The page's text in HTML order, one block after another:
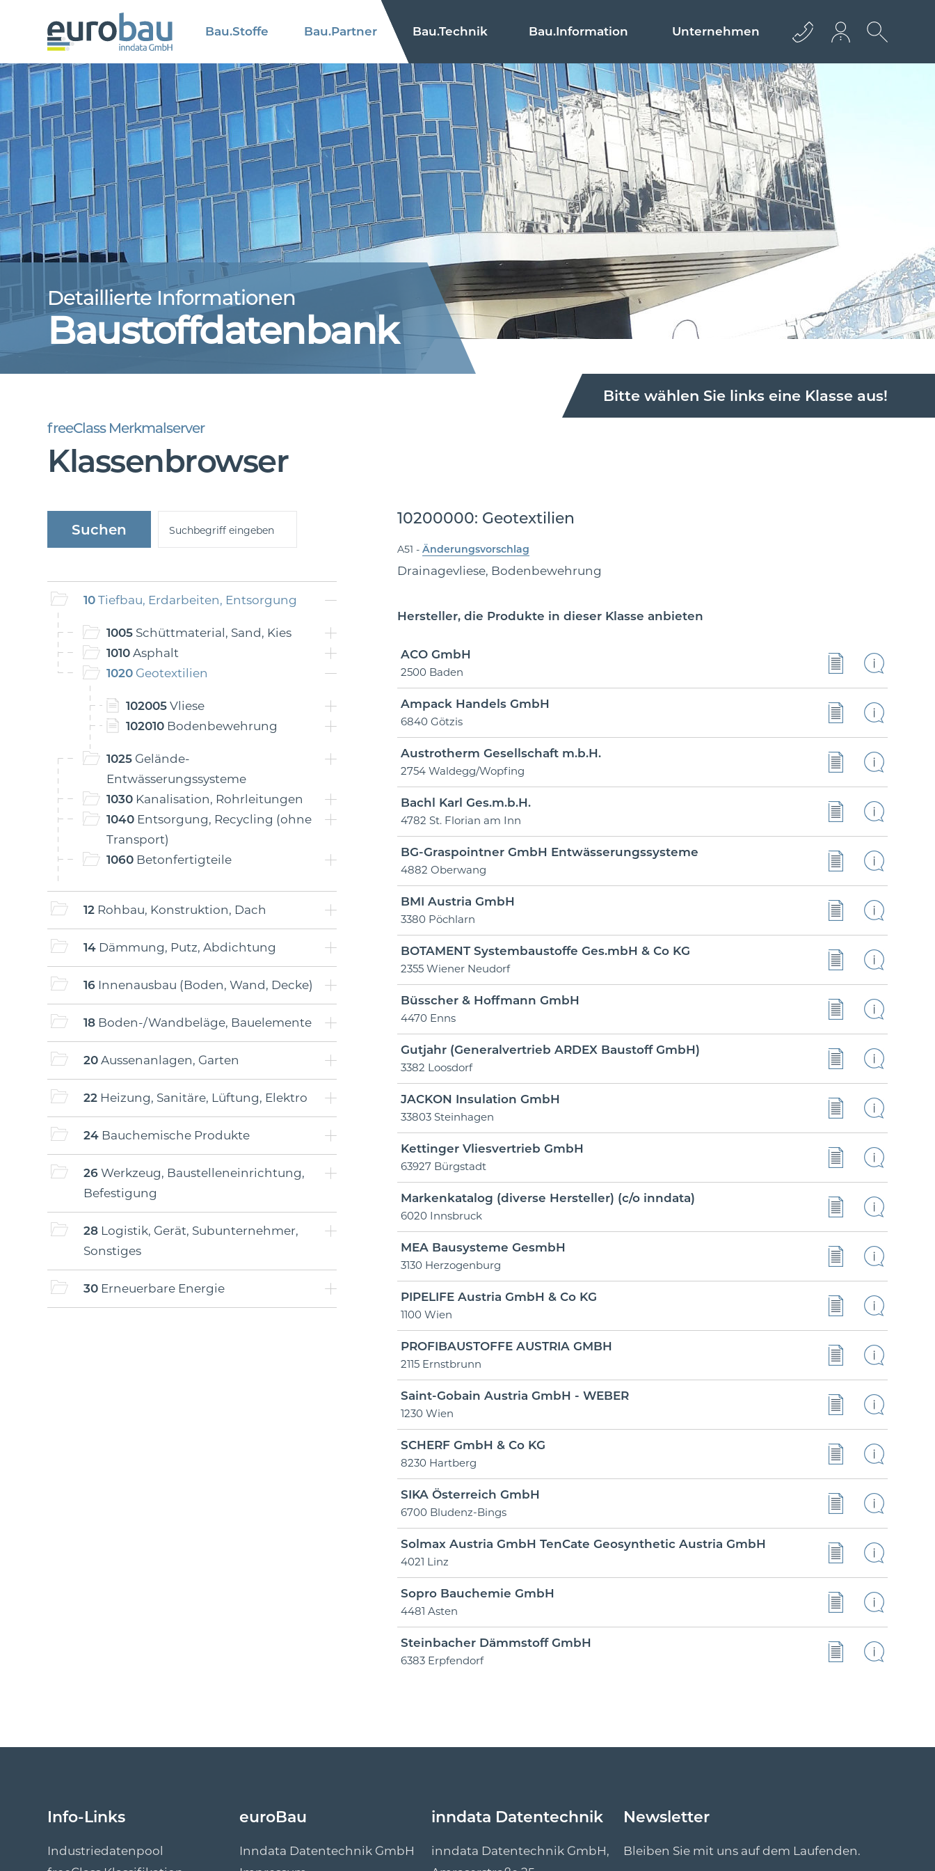
Bau.Stoffe Bau.Partner Bau.Technik Bau.Information Unternehmen
+43 512 362233
info@euro­bau.com
inndata
Detaillierte Informationen
Baustoffdatenbank
Bitte wählen Sie links eine Klasse aus!
freeClass Merkmalserver
Klassenbrowser
10 Tiefbau, Erdarbeiten, Entsorgung
1005 Schüttmaterial, Sand, Kies
1010 Asphalt
1020 Geotextilien
102005 Vliese
102010 Bodenbewehrung
1025 Gelände-
Entwässerungssysteme
1030 Kanalisation, Rohrleitungen
1040 Entsorgung, Recycling (ohne
Transport)
1060 Betonfertigteile
12 Rohbau, Konstruktion, Dach
14 Dämmung, Putz, Abdichtung
16 Innenausbau (Boden, Wand, Decke)
18 Boden-/Wandbeläge, Bauelemente
20 Aussenanlagen, Garten
22 Heizung, Sanitäre, Lüftung, Elektro
24 Bauchemische Produkte
26 Werkzeug, Baustelleneinrichtung,
Befestigung
28 Logistik, Gerät, Subunternehmer,
Sonstiges
30 Erneuerbare Energie
10200000: Geotextilien
A51 - Änderungsvorschlag
Drainagevliese, Bodenbewehrung
Hersteller, die Produkte in dieser Klasse anbieten
ACO GmbH
2500 Baden
Ampack Handels GmbH
6840 Götzis
Austrotherm Gesellschaft m.b.H.
2754 Waldegg/Wopfing
Bachl Karl Ges.m.b.H.
4782 St. Florian am Inn
BG-Graspointner GmbH Entwässerungssysteme
4882 Oberwang
BMI Austria GmbH
3380 Pöchlarn
BOTAMENT Systembaustoffe Ges.mbH & Co KG
2355 Wiener Neudorf
Büsscher & Hoffmann GmbH
4470 Enns
Gutjahr (Generalvertrieb ARDEX Baustoff GmbH)
3382 Loosdorf
JACKON Insulation GmbH
33803 Steinhagen
Kettinger Vliesvertrieb GmbH
63927 Bürgstadt
Markenkatalog (diverse Hersteller) (c/o inndata)
6020 Innsbruck
MEA Bausysteme GesmbH
3130 Herzogenburg
PIPELIFE Austria GmbH & Co KG
1100 Wien
PROFIBAUSTOFFE AUSTRIA GMBH
2115 Ernstbrunn
Saint-Gobain Austria GmbH - WEBER
1230 Wien
SCHERF GmbH & Co KG
8230 Hartberg
SIKA Österreich GmbH
6700 Bludenz-Bings
Solmax Austria GmbH TenCate Geosynthetic Austria GmbH
4021 Linz
Sopro Bauchemie GmbH
4481 Asten
Steinbacher Dämmstoff GmbH
6383 Erpfendorf
Info-Links
Industriedatenpool
euroBau
Inndata Datentechnik GmbH
inndata Datentechnik
inndata Datentechnik GmbH,
Newsletter
Bleiben Sie mit uns auf dem Laufenden.